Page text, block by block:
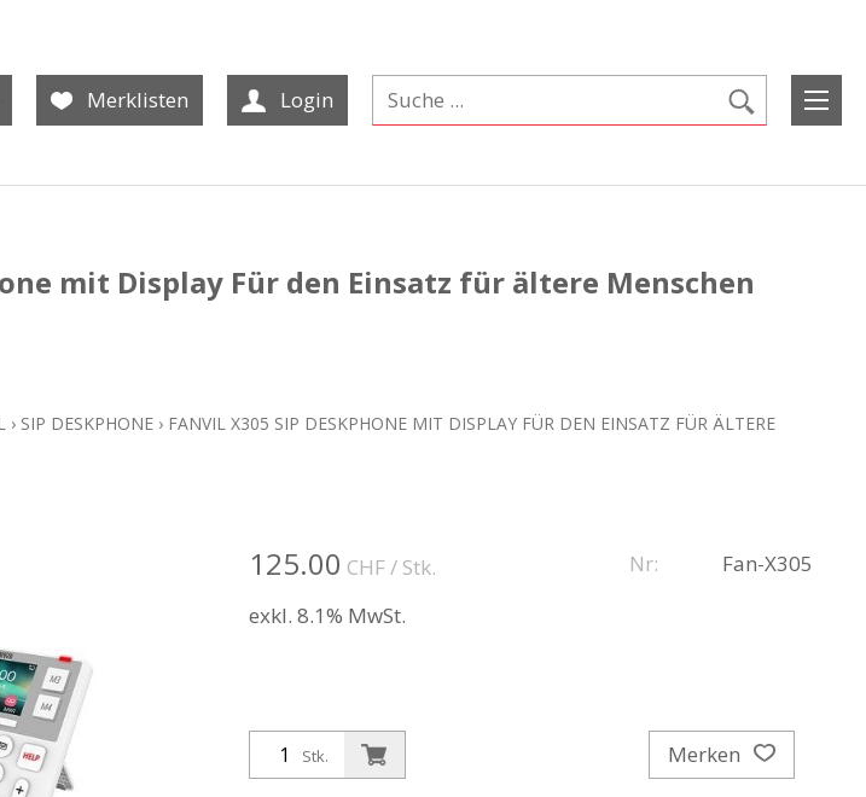
Merklisten Login
mit Display Für den Einsatz für ältere Menschen
› SIP DESKPHONE › FANVIL X305 SIP DESKPHONE MIT DISPLAY FÜR DEN EINSATZ FÜR ÄLTERE
125.00 CHF/ Stk.
exkl. 8.1% MwSt.
Nr: Fan-X305
Stk. Merken